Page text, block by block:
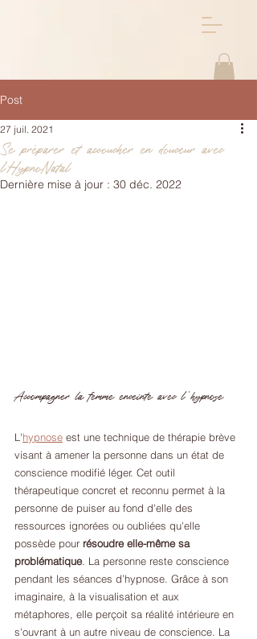
Post
Se préparer et accoucher en douceur avec
l'HypnoNatal
27 juil. 2021
Dernière mise à jour : 30 déc. 2022
Accompagner la femme enceinte avec l''hypnose
L'hypnose est une technique de thérapie brève
visant à amener la personne dans un état de
conscience modifié léger. Cet outil
thérapeutique concret et reconnu permet à la
personne de puiser au fond d'elle des
ressources ignorées ou oubliées qu'elle
possède pour résoudre elle-même sa
problématique. La personne reste conscience
pendant les séances d’hypnose. Grâce à son
imaginaire, à la visualisation et aux
métaphores, elle perçoit sa réalité intérieure en
s'ouvrant à un autre niveau de conscience. La